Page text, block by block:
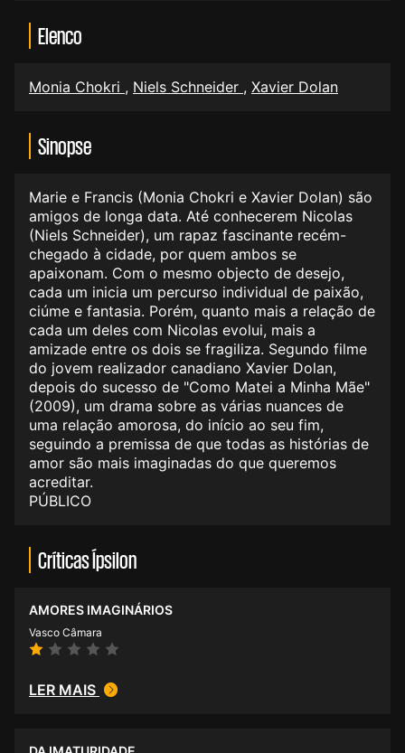
Elenco
Monia Chokri , Niels Schneider , Xavier Dolan
Sinopse
Marie e Francis (Monia Chokri e Xavier Dolan) são
amigos de longa data. Até conhecerem Nicolas
(Niels Schneider), um rapaz fascinante recém-
chegado à cidade, por quem ambos se
apaixonam. Com o mesmo objecto de desejo,
cada um inicia um percurso individual de paixão,
ciúme e fantasia. Porém, quanto mais a relação de
cada um deles com Nicolas evolui, mais a
amizade entre os dois se fragiliza. Segundo filme
do jovem realizador canadiano Xavier Dolan,
depois do sucesso de "Como Matei a Minha Mãe"
(2009), um drama sobre as várias nuances de
uma relação amorosa, do início ao seu fim,
seguindo a premissa de que todas as histórias de
amor são mais imaginadas do que queremos
acreditar.
PÚBLICO
Críticas Ípsilon
AMORES IMAGINÁRIOS
Vasco Câmara
LER MAIS